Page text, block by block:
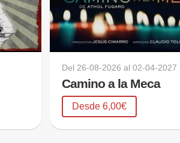
Del 26-08-2026 al02-04-2027
Camino a la Meca
Desde 6,00€